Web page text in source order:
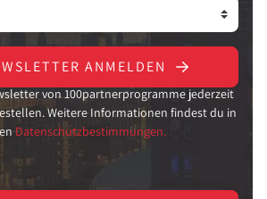
ANMELDEN
von 100partnerprogramme jederzeit
Weitere Informationen findest du in
Datenschutzbestimmungen.